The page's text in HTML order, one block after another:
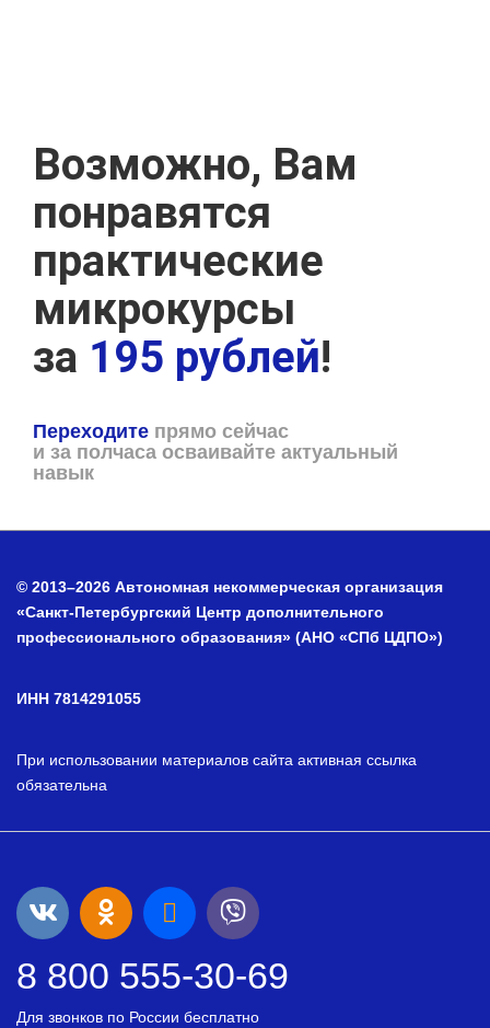
Возможно, Вам
понравятся
практические
микрокурсы
за 195 рублей!
Переходите прямо сейчас
и за полчаса осваивайте актуальный
навык
© 2013–2026 Автономная некоммерческая организация
«Санкт-Петербургский Центр дополнительного
профессионального образования» (АНО «СПб ЦДПО»)
ИНН 7814291055
При использовании материалов сайта активная ссылка
обязательна
8 800 555-30-69
Для звонков по России бесплатно